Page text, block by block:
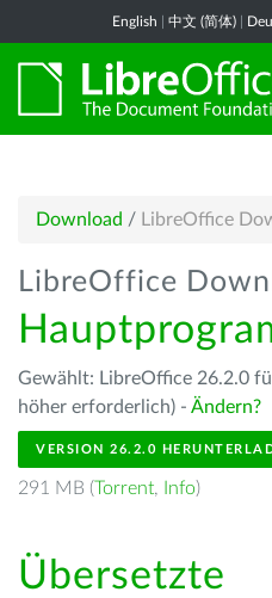
English 中文 (简体)
Download / LibreOffice
LibreOffice
Gewählt: LibreOffice 26.2.0
höher erforderlich) - Ändern?
VERSION 26.2.0
291 MB (Torrent, Info)
Übersetzte